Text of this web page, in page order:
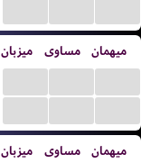
میزبان مساوی میهمان
میزبان مساوی میهمان